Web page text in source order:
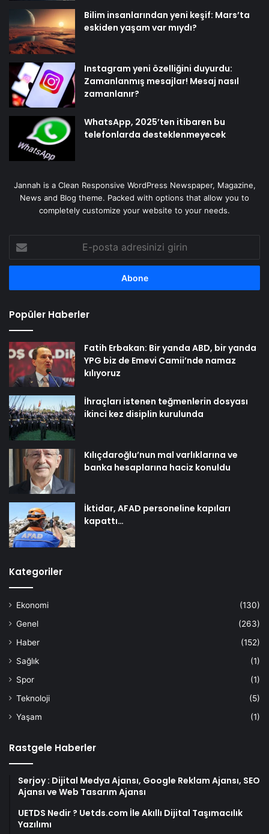
Bilim insanlarından yeni keşif: Mars’ta
eskiden yaşam var mıydı?
Instagram yeni özelliğini duyurdu:
Zamanlanmış mesajlar! Mesaj nasıl
zamanlanır?
WhatsApp, 2025’ten itibaren bu
telefonlarda desteklenmeyecek
Jannah is a Clean Responsive WordPress Newspaper, Magazine,
News and Blog theme. Packed with options that allow you to
completely customize your website to your needs.
posta
adresinizi
Popüler Haberler
Fatih Erbakan: Bir yanda ABD, bir yanda
YPG biz de Emevi Camii’nde namaz
kılıyoruz
İhraçları istenen teğmenlerin dosyası
ikinci kez disiplin kurulunda
Kılıçdaroğlu’nun mal varlıklarına ve
banka hesaplarına haciz konuldu
İktidar, AFAD personeline kapıları
kapattı…
Kategoriler
Ekonomi
(130)
Genel
(263)
Haber
(152)
Sağlık
(1)
Spor
(1)
Teknoloji
(5)
Yaşam
(1)
Rastgele Haberler
Serjoy : Dijital Medya Ajansı, Google Reklam Ajansı, SEO
Ajansı ve Web Tasarım Ajansı
UETDS Nedir ? Uetds.com İle Akıllı Dijital Taşımacılık
Yazılımı